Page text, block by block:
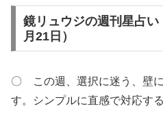
鏡リュウジの週刊星占
月21日）
〇 この週、選択に迷う、壁
す。シンプルに直感で対応す